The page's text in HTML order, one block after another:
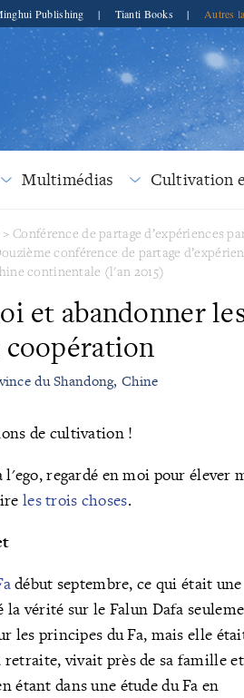
Publishing | Tianti Books | Autres
Multimédias Cultivation
>Conférence de partage d’expériences
conférence de partage
continentale (l'an 2015)
et abandonner
du Shandong, Chine
de cultivation !
regardé en moi pour élever
les trois choses.
début septembre, ce qui était une
vérité sur le Falun Dafa
les principes du Fa, mais elle
vivait près de sa famille
étant dans une étude du Fa en